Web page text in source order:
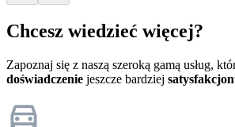
Chcesz wiedzieć więcej?
Zapoznaj się z naszą szeroką gamą usług,
doświadczenie jeszcze bardziej